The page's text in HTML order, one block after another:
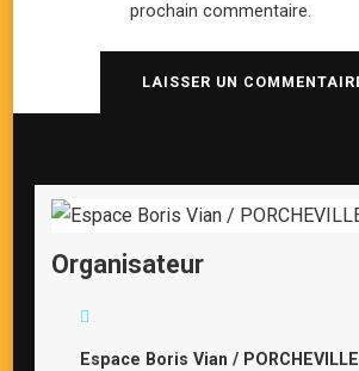
prochain commentaire.
Organisateur
Espace Boris Vian / PORCHEVILLE